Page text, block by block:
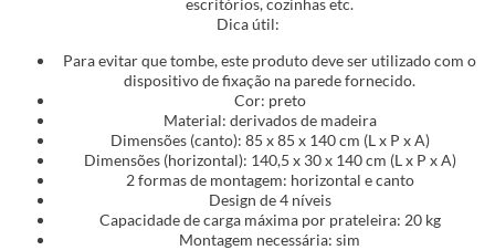
escritórios, cozinhas etc.
Dica útil:
Para evitar que tombe, este produto deve ser utilizado com o
dispositivo de fixação na parede fornecido.
Cor: preto
Material: derivados de madeira
Dimensões (canto): 85 x 85 x 140 cm (L x P x A)
Dimensões (horizontal): 140,5 x 30 x 140 cm (L x P x A)
2 formas de montagem: horizontal e canto
Design de 4 níveis
Capacidade de carga máxima por prateleira: 20 kg
Montagem necessária: sim